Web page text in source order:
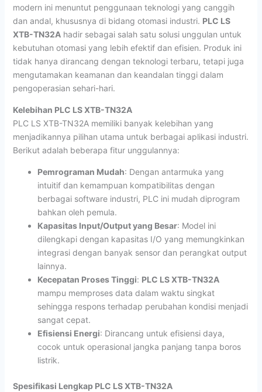
modern ini menuntut penggunaan teknologi yang canggih
dan andal, khususnya di bidang otomasi industri. PLC LS
XTB-TN32Ahadir sebagai salah satu solusi unggulan untuk
kebutuhan otomasi yang lebih efektif dan efisien. Produk ini
tidak hanya dirancang dengan teknologi terbaru, tetapi juga
mengutamakan keamanan dan keandalan tinggi dalam
pengoperasian sehari-hari.
Kelebihan PLC LS XTB-TN32A
PLC LS XTB-TN32A memiliki banyak kelebihan yang
menjadikannya pilihan utama untuk berbagai aplikasi industri.
Berikut adalah beberapa fitur unggulannya:
Pemrograman Mudah: Dengan antarmuka yang
intuitif dan kemampuan kompatibilitas dengan
berbagai software industri, PLC ini mudah diprogram
bahkan oleh pemula.
Kapasitas Input/Output yang Besar: Model ini
dilengkapi dengan kapasitas I/O yang memungkinkan
integrasi dengan banyak sensor dan perangkat output
lainnya.
Kecepatan Proses Tinggi: PLC LS XTB-TN32A
mampu memproses data dalam waktu singkat
sehingga respons terhadap perubahan kondisi menjadi
sangat cepat.
Efisiensi Energi: Dirancang untuk efisiensi daya,
cocok untuk operasional jangka panjang tanpa boros
listrik.
Spesifikasi Lengkap PLC LS XTB-TN32A